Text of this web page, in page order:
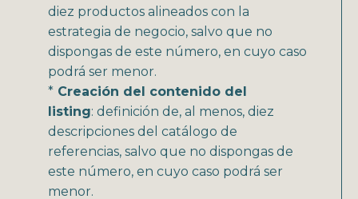
diez productos alineados con la
estrategia de negocio, salvo que no
dispongas de este número, en cuyo caso
podrá ser menor.
* Creación del contenido del
listing: definición de, al menos, diez
descripciones del catálogo de
referencias, salvo que no dispongas de
este número, en cuyo caso podrá ser
menor.